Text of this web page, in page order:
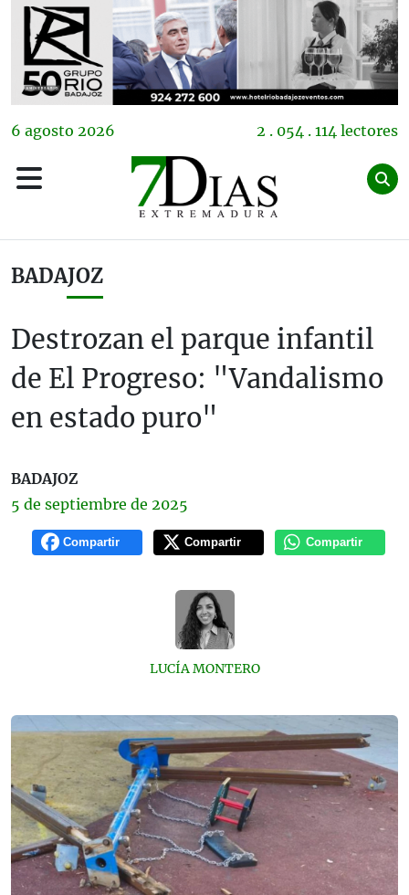
6 agosto 2026 2 . 054 . 114 lectores
BADAJOZ
Destrozan el parque infantil
de El Progreso: "Vandalismo
en estado puro"
BADAJOZ
5 de septiembre de 2025
Compartir Compartir Compartir
LUCÍA MONTERO